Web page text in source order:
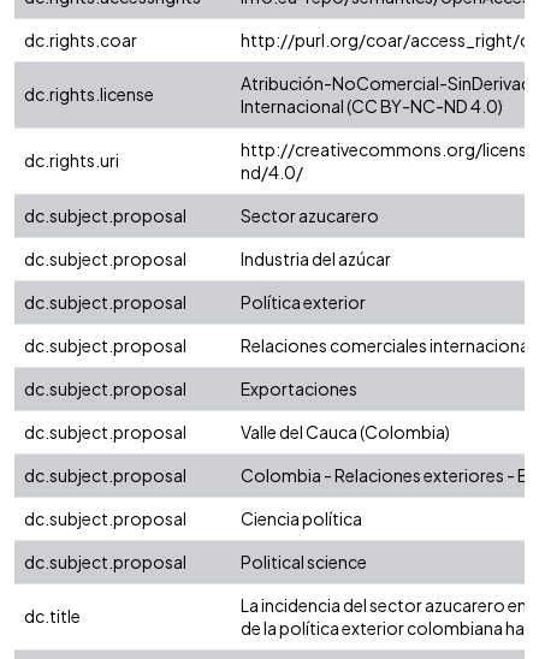
dc.rights.coar
http://purl.org/coar/access_right/
dc.rights.license
Atribución-NoComercial-
Internacional (CC BY-NC-ND 4.0)
dc.rights.uri
http://creativecommons.org/
nd/4.0/
dc.subject.proposal
Sector azucarero
dc.subject.proposal
Industria del azúcar
dc.subject.proposal
Política exterior
dc.subject.proposal
Relaciones comerciales
dc.subject.proposal
Exportaciones
dc.subject.proposal
Valle del Cauca (Colombia)
dc.subject.proposal
Colombia - Relaciones exteriores -
dc.subject.proposal
Ciencia política
dc.subject.proposal
Political science
dc.title
La incidencia del sector azucarero en
de la política exterior colombiana